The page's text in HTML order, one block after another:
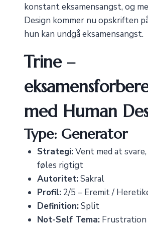
konstant eksamensangst, og
Design kommer nu opskriften
hun kan undgå eksamensangst.
Trine –
med Human
Type: Generator
Strategi:Vent med at
føles rigtigt
Autoritet:Sakral
Profil:2/5 – Eremit /
Definition:Split
Not-Self Tema:Frustration